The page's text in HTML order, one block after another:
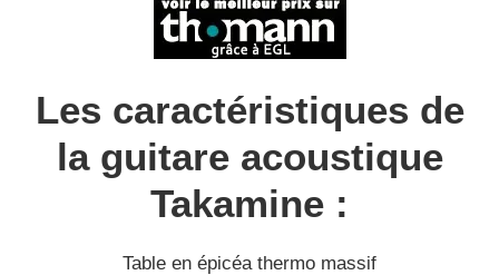
Les caractéristiques de
la guitare acoustique
Takamine :
Table en épicéa thermo massif